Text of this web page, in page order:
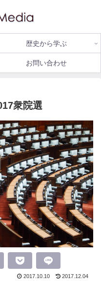
歴史から学ぶ
お問い合わせ
衆院選
2017.10.10 2017.12.04